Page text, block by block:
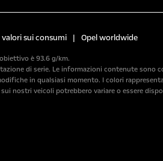
valori sui consumi | Opel worldwide
è 93.6 g/km.
di serie. Le informazioni contenute sono
in qualsiasi momento. I colori
nostri veicoli potrebbero variare o essere